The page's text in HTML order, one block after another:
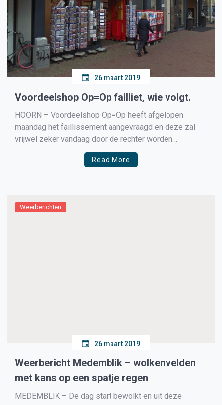
26 maart 2019
Voordeelshop Op=Op failliet, wie volgt.
HOORN – Voordeelshop Op=Op heeft afgelopen
maandag het faillissement aangevraagd en deze zal
vrijwel zeker vandaag door de rechter worden
uitgesproken. In een reactie zegt Op=Op dat de
marktomstandigheden het bedrijf noopt om het
Read More
Weerberichten
26 maart 2019
Weerbericht Medemblik – wolkenvelden
met kans op een spatje regen
MEDEMBLIK – De dag start bewolkt en uit deze